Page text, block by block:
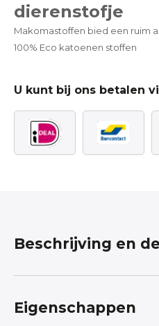
dierenstofje
Makomastoffen bied een ruim
100% Eco katoenen stoffen
U kunt bij ons betalen
Beschrijving en
Young Animals
dierenstofje
Eigenschappen